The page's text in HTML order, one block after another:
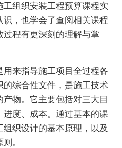
组织安装工程预算课程实
，也学会了查阅相关课程
过程有更深刻的理解与掌
来指导施工项目全过程各
综合性文件，是施工技术
物。它主要包括对三大目
度、成本。通过基本的课
织设计的基本原理，以及
。